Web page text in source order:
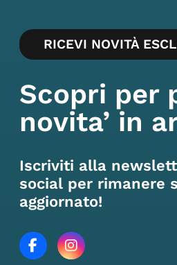
RICEVI NOVITÀ
Scopri per
novita’ in
Iscriviti alla
social per rimanere
aggiornato!